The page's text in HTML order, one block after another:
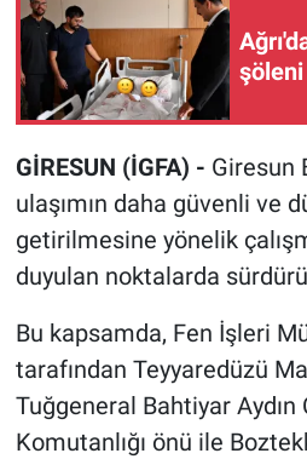
şöleni
GİRESUN (İGFA) - Giresun
ulaşımın daha güvenli ve
getirilmesine yönelik
duyulan noktalarda
Bu kapsamda, Fen İşleri
tarafından Teyyaredüzü
Tuğgeneral Bahtiyar
Komutanlığı önü ile